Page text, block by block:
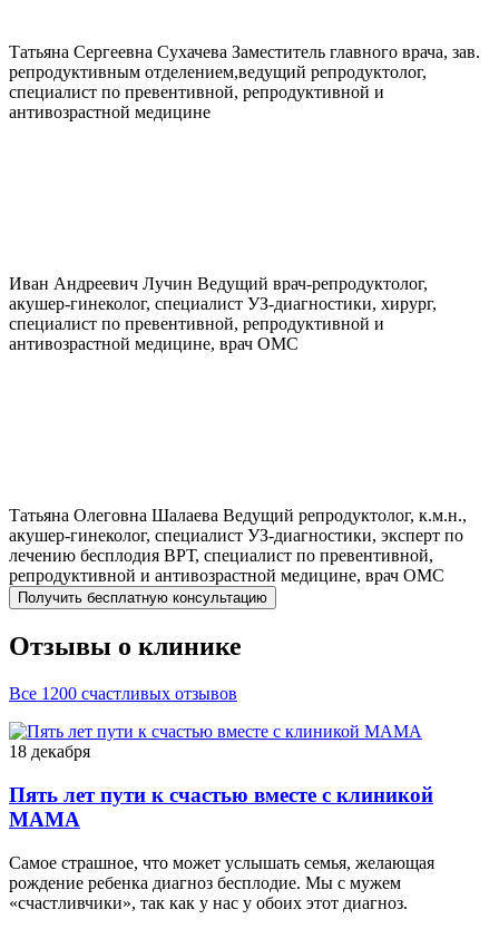
Татьяна Сергеевна Сухачева Заместитель главного врача, зав.
репродуктивным отделением,ведущий репродуктолог,
специалист по превентивной, репродуктивной и
антивозрастной медицине
Иван Андреевич Лучин Ведущий врач-репродуктолог,
акушер-гинеколог, специалист УЗ-диагностики, хирург,
специалист по превентивной, репродуктивной и
антивозрастной медицине, врач ОМС
Татьяна Олеговна Шалаева Ведущий репродуктолог, к.м.н.,
акушер-гинеколог, специалист УЗ-диагностики, эксперт по
лечению бесплодия ВРТ, специалист по превентивной,
репродуктивной и антивозрастной медицине, врач ОМС
Получить бесплатную консультацию
Отзывы о клинике
Все 1200 счастливых отзывов
18 декабря
Пять лет пути к счастью вместе с клиникой
МАМА
Самое страшное, что может услышать семья, желающая
рождение ребенка диагноз бесплодие. Мы с мужем
«счастливчики», так как у нас у обоих этот диагноз.